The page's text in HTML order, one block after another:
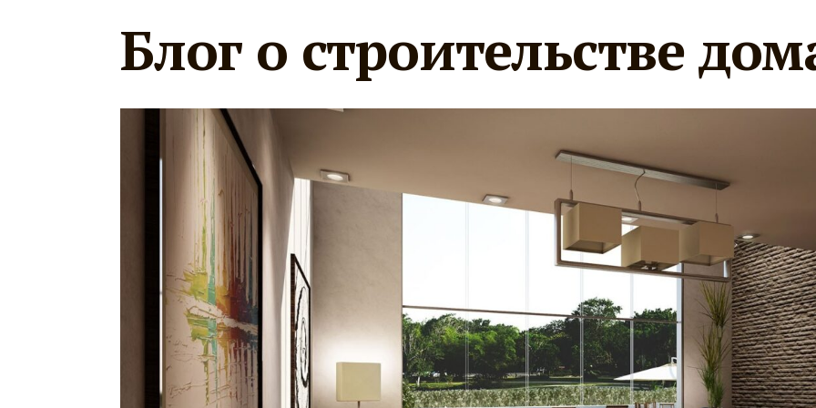
Блог о строительстве